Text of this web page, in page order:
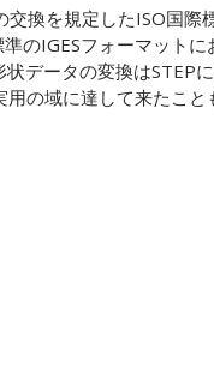
換を規定したISO国際
のIGESフォーマットに
データの変換はSTEP
の域に達して来たこと